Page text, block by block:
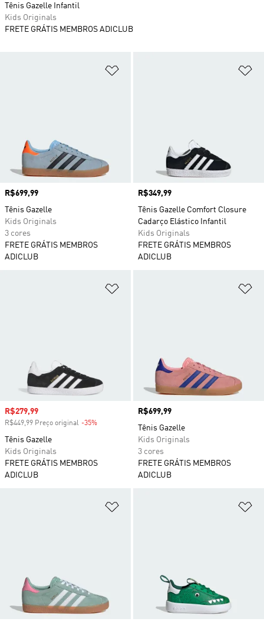
Preço
R$699,99
Tênis Gazelle
Kids Originals
3 cores
FRETE GRÁTIS MEMBROS
ADICLUB
Preço
R$349,99
Tênis Gazelle Comfort Closure
Cadarço Elástico Infantil
Kids Originals
FRETE GRÁTIS MEMBROS
ADICLUB
Preço com desconto
R$279,99
R$449,99 Preço original -35%
Tênis Gazelle
Kids Originals
FRETE GRÁTIS MEMBROS
ADICLUB
Preço
R$699,99
Tênis Gazelle
Kids Originals
3 cores
FRETE GRÁTIS MEMBROS
ADICLUB
Tênis Gazelle Infantil
Kids Originals
FRETE GRÁTIS MEMBROS ADICLUB